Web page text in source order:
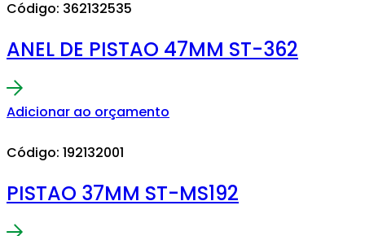
Código: 362132535
ANEL DE PISTAO 47MM ST-362
Adicionar ao orçamento
Código: 192132001
PISTAO 37MM ST-MS192